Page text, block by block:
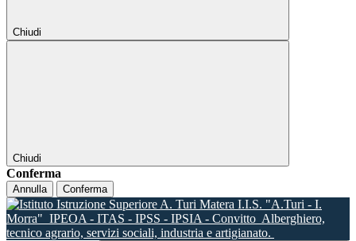
Chiudi
Chiudi
Conferma
Annulla Conferma
I.I.S. "A.Turi - I.
Morra" IPEOA - ITAS - IPSS - IPSIA - Convitto Alberghiero,
tecnico agrario, servizi sociali, industria e artigianato.